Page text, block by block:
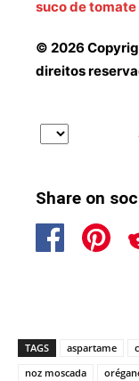
suco de tomate
© 2026
direitos
Share on
TAGS aspartame
noz moscada